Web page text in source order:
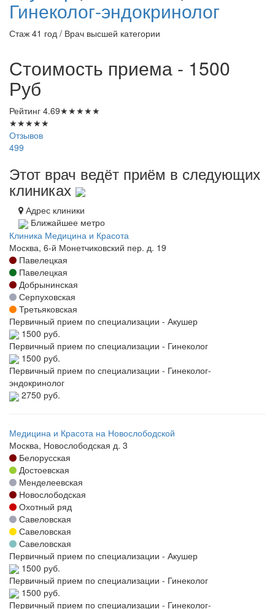
Гинеколог-эндокринолог
Стаж 41 год / Врач высшей категории
Стоимость приема - 1500
Руб
Рейтинг 4.69★★★★★
★★★★★
Отзывов
499
Этот врач ведёт приём в следующих
клиниках
Адрес клиники
Ближайшее метро
Клиника Медицина и Красота
Москва, 6-й Монетчиковский пер. д. 19
Павелецкая
Павелецкая
Добрынинская
Серпуховская
Третьяковская
Первичный прием по специализации - Акушер
1500 руб.
Первичный прием по специализации - Гинеколог
1500 руб.
Первичный прием по специализации - Гинеколог-
эндокринолог
2750 руб.
Медицина и Красота на Новослободской
Москва, Новослободская д. 3
Белорусская
Достоевская
Менделеевская
Новослободская
Охотный ряд
Савеловская
Савеловская
Савеловская
Первичный прием по специализации - Акушер
1500 руб.
Первичный прием по специализации - Гинеколог
1500 руб.
Первичный прием по специализации - Гинеколог-